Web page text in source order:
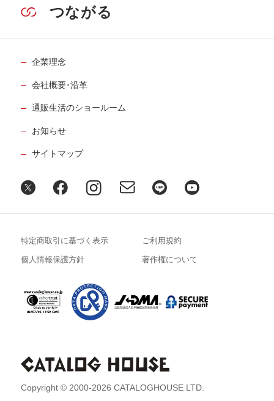
つながる
企業理念
会社概要･沿革
通販生活のショールーム
お知らせ
サイトマップ
Copyright © 2000-2026 CATALOGHOUSE LTD.
特定商取引に基づく表示 ご利用規約
個人情報保護方針 著作権について